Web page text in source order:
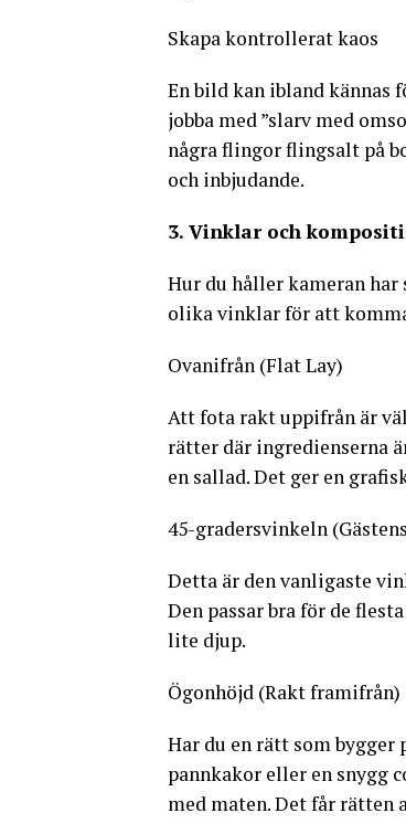
Skapa kontrollerat kaos
En bild kan ibland kännas
jobba med ”slarv med
några flingor flingsalt på
och inbjudande.
3. Vinklar och
Hur du håller kameran
olika vinklar för att
Ovanifrån (Flat Lay)
Att fota rakt uppifrån är
rätter där ingredienserna
en sallad. Det ger en
45-gradersvinkeln
Detta är den vanligaste
Den passar bra för de
lite djup.
Ögonhöjd (Rakt framifrån)
Har du en rätt som bygger
pannkakor eller en snygg
med maten. Det får rätten